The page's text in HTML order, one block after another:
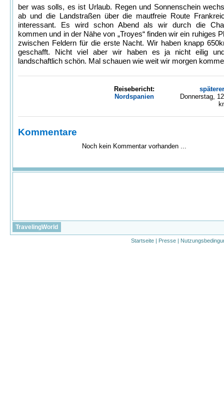
ber was solls, es ist Urlaub. Regen und Sonnenschein
ab und die Landstraßen über die mautfreie Route
interessant. Es wird schon Abend als wir durch die
kommen und in der Nähe von „Troyes“ finden wir ein ruhiges
zwischen Feldern für die erste Nacht. Wir haben knapp
geschafft. Nicht viel aber wir haben es ja nicht eilig
landschaftlich schön. Mal schauen wie weit wir morgen
Reisebericht:
Nordspanien
Donnerstag,
Kommentare
Noch kein Kommentar vorhanden ...
TravelingWorld
Startseite | Presse |